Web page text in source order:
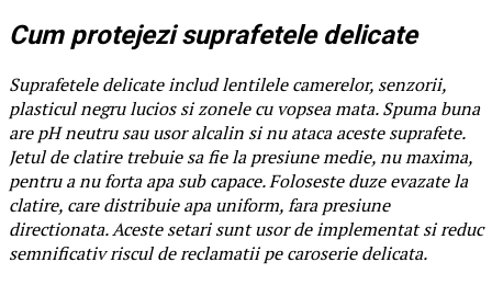
Cum protejezi suprafetele delicate
Suprafetele delicate includ lentilele camerelor, senzorii,
plasticul negru lucios si zonele cu vopsea mata. Spuma buna
are pH neutru sau usor alcalin si nu ataca aceste suprafete.
Jetul de clatire trebuie sa fie la presiune medie, nu maxima,
pentru a nu forta apa sub capace. Foloseste duze evazate la
clatire, care distribuie apa uniform, fara presiune
directionata. Aceste setari sunt usor de implementat si reduc
semnificativ riscul de reclamatii pe caroserie delicata.